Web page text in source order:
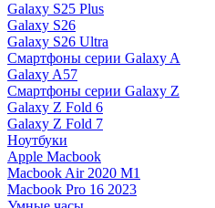
Galaxy S25 Plus
Galaxy S26
Galaxy S26 Ultra
Смартфоны серии Galaxy A
Galaxy A57
Смартфоны серии Galaxy Z
Galaxy Z Fold 6
Galaxy Z Fold 7
Ноутбуки
Apple Macbook
Macbook Air 2020 M1
Macbook Pro 16 2023